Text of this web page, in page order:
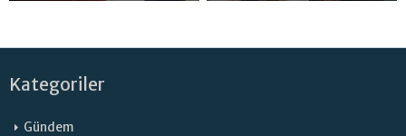
Kategoriler
Gündem